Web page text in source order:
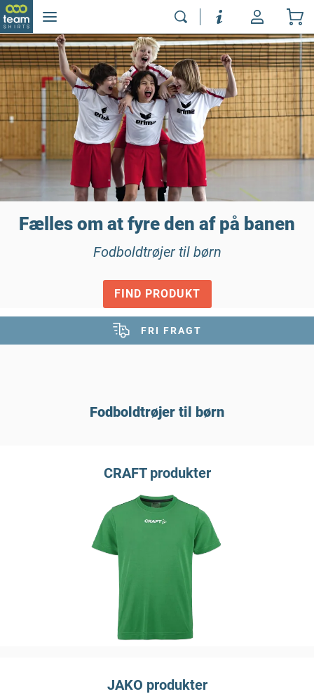
Fælles om at fyre den af på banen
Fodboldtrøjer til børn
FIND PRODUKT
FRI FRAGT
Fodboldtrøjer til børn
CRAFT produkter
JAKO produkter